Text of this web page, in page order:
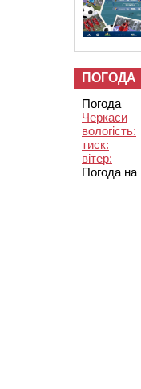
ПОГОДА
Погода
Черкаси
вологість:
тиск:
вітер:
Погода на